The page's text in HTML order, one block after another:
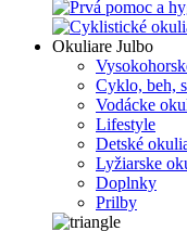
Okuliare Julbo
Cyklo, beh,
Vodácke
Lifestyle
Detské
Lyžiarske
Doplnky
Prilby